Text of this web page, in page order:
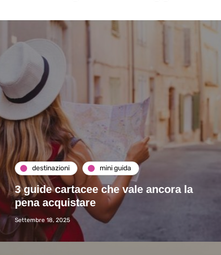
destinazioni mini guida
3 guide cartacee che vale ancora la
pena acquistare
Settembre 18, 2025